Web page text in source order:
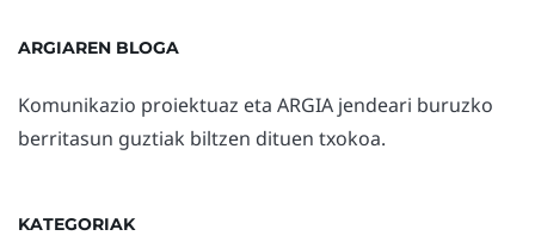
ARGIAREN BLOGA
Komunikazio proiektuaz eta ARGIA jendeari buruzko
berritasun guztiak biltzen dituen txokoa.
KATEGORIAK